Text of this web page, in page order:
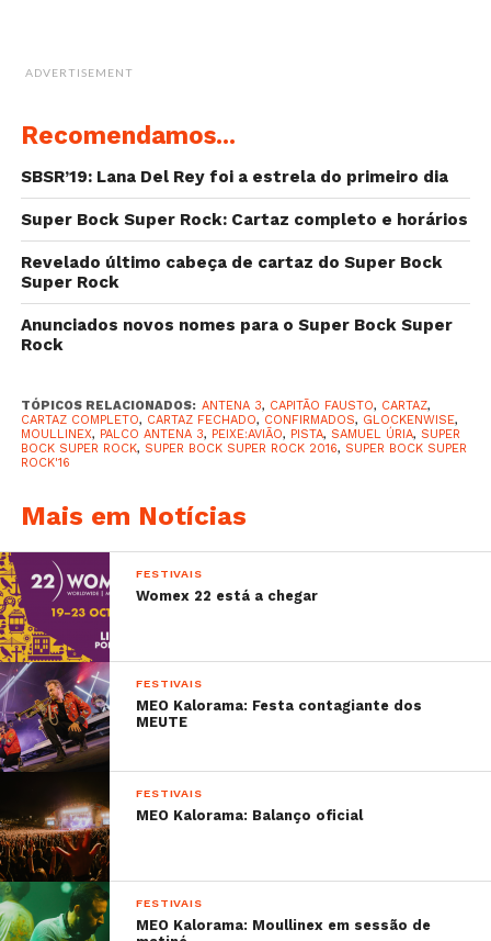
16 de julho
Mike El Nite
Salto
Slow J
ADVERTISEMENT
Recomendamos...
SBSR’19: Lana Del Rey foi a estrela do primeiro dia
Super Bock Super Rock: Cartaz completo e horários
Revelado último cabeça de cartaz do Super Bock
Super Rock
Anunciados novos nomes para o Super Bock Super
Rock
TÓPICOS RELACIONADOS: ANTENA 3, CAPITÃO FAUSTO, CARTAZ,
CARTAZ COMPLETO, CARTAZ FECHADO, CONFIRMADOS, GLOCKENWISE,
MOULLINEX, PALCO ANTENA 3, PEIXE:AVIÃO, PISTA, SAMUEL ÚRIA, SUPER
BOCK SUPER ROCK, SUPER BOCK SUPER ROCK 2016, SUPER BOCK SUPER
ROCK'16
Mais em Notícias
FESTIVAIS
Womex 22 está a chegar
FESTIVAIS
MEO Kalorama: Festa contagiante dos
MEUTE
FESTIVAIS
MEO Kalorama: Balanço oficial
FESTIVAIS
MEO Kalorama: Moullinex em sessão de